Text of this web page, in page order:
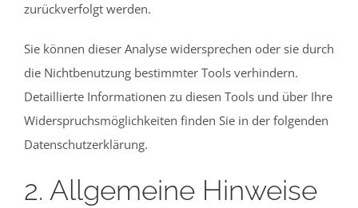
zurückverfolgt werden.
Sie können dieser Analyse widersprechen oder sie durch
die Nichtbenutzung bestimmter Tools verhindern.
Detaillierte Informationen zu diesen Tools und über Ihre
Widerspruchsmöglichkeiten finden Sie in der folgenden
Datenschutzerklärung.
2. Allgemeine Hinweise